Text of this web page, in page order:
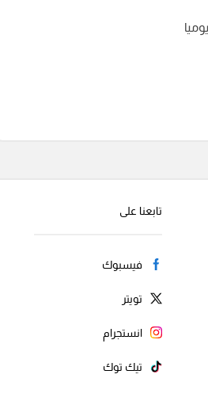
تابعنا على
فيسبوك
تويتر
انستجرام
تيك توك